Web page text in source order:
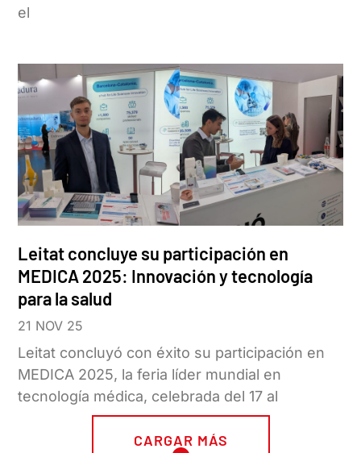
el
Leitat concluye su participación en
MEDICA 2025: Innovación y tecnología
para la salud
21 NOV 25
Leitat concluyó con éxito su participación en
MEDICA 2025, la feria líder mundial en
tecnología médica, celebrada del 17 al
CARGAR MÁS